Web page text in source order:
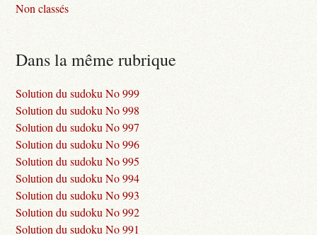
Non classés
Dans la même rubrique
Solution du sudoku No 999
Solution du sudoku No 998
Solution du sudoku No 997
Solution du sudoku No 996
Solution du sudoku No 995
Solution du sudoku No 994
Solution du sudoku No 993
Solution du sudoku No 992
Solution du sudoku No 991